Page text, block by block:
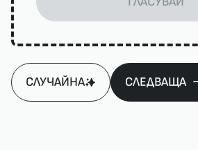
СЛУЧАЙНА СЛЕДВАЩА